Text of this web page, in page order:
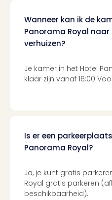
Wanneer kan ik de
Panorama Royal
verhuizen?
Je kamer in het Hotel
klaar zijn vanaf 16:00
Is er een
Panorama Royal?
Ja, je kunt gratis
Royal gratis parkeren
beschikbaarheid).